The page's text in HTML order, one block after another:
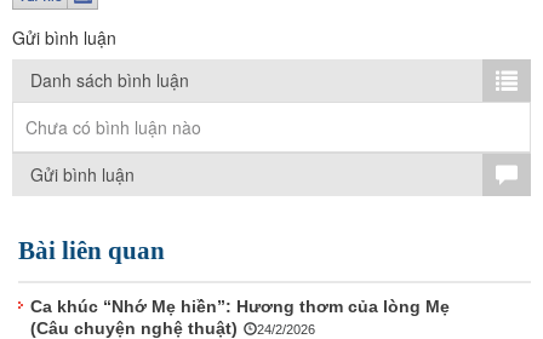
TÌM KIẾM
Vận hành bởi QI Corp
Gửi bình luận
Danh sách bình luận
Chưa có bình luận nào
Gửi bình luận
Bài liên quan
Ca khúc “Nhớ Mẹ hiền”: Hương thơm của lòng Mẹ
(Câu chuyện nghệ thuật)
24/2/2026